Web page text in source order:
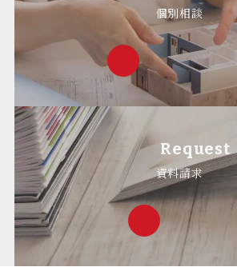
個別相談
Request
資料請求